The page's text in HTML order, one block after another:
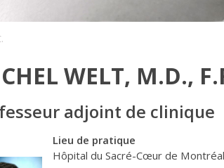
WELT, M.D.,
adjoint de clinique
Lieu de pratique
Hôpital du Sacré-Cœur de Montréal